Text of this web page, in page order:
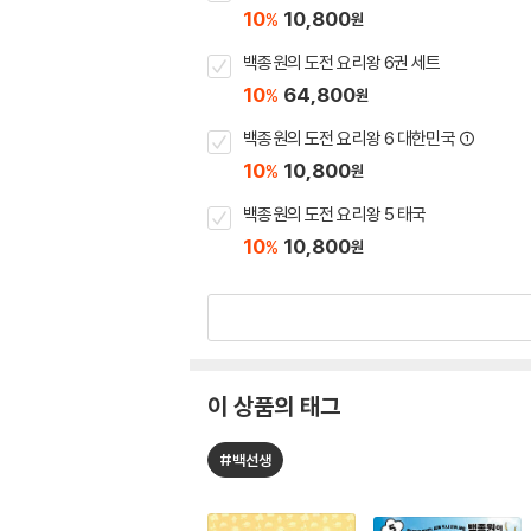
10% 10,800원
백종원의 도전 요리왕 6권 세트
10% 64,800원
백종원의 도전 요리왕 6 대한민국 ①
10% 10,800원
백종원의 도전 요리왕 5 태국
10% 10,800원
이 상품의 태그
#백선생